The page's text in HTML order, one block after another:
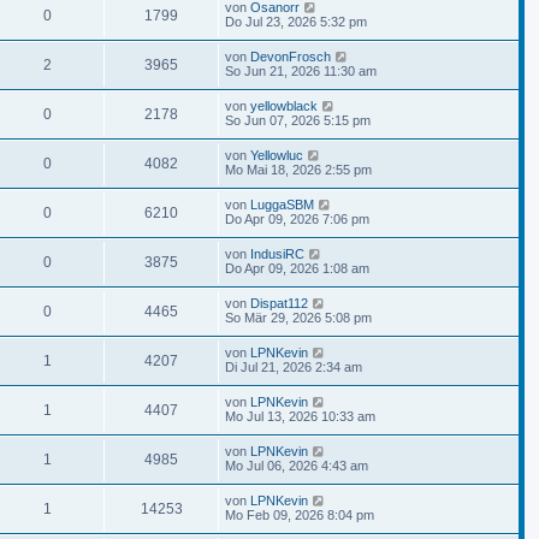
0 1799 von Osanorr
Do Jul 23, 2026 5:32 pm
2 3965 von DevonFrosch
So Jun 21, 2026 11:30 am
0 2178 von yellowblack
So Jun 07, 2026 5:15 pm
0 4082 von Yellowluc
Mo Mai 18, 2026 2:55 pm
0 6210 von LuggaSBM
Do Apr 09, 2026 7:06 pm
0 3875 von IndusiRC
Do Apr 09, 2026 1:08 am
0 4465 von Dispat112
So Mär 29, 2026 5:08 pm
1 4207 von LPNKevin
Di Jul 21, 2026 2:34 am
1 4407 von LPNKevin
Mo Jul 13, 2026 10:33 am
1 4985 von LPNKevin
Mo Jul 06, 2026 4:43 am
1 14253 von LPNKevin
Mo Feb 09, 2026 8:04 pm